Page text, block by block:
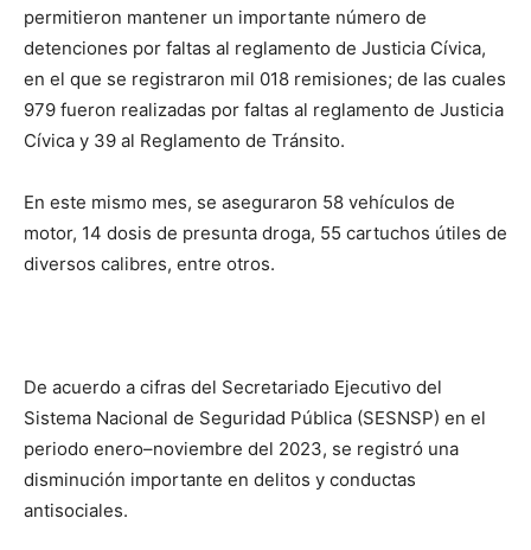
permitieron mantener un importante número de
detenciones por faltas al reglamento de Justicia Cívica,
en el que se registraron mil 018 remisiones; de las cuales
979 fueron realizadas por faltas al reglamento de Justicia
Cívica y 39 al Reglamento de Tránsito.
En este mismo mes, se aseguraron 58 vehículos de
motor, 14 dosis de presunta droga, 55 cartuchos útiles de
diversos calibres, entre otros.
De acuerdo a cifras del Secretariado Ejecutivo del
Sistema Nacional de Seguridad Pública (SESNSP) en el
periodo enero–noviembre del 2023, se registró una
disminución importante en delitos y conductas
antisociales.